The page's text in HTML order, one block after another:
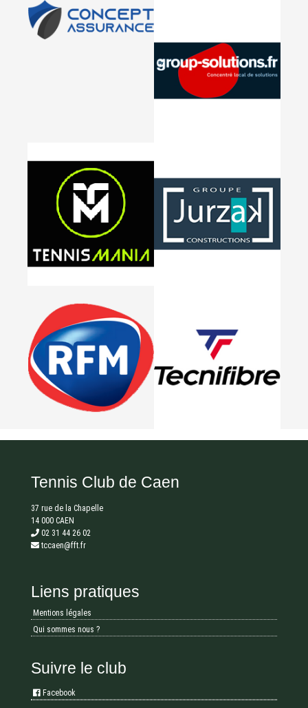
Tennis Club de Caen
37 rue de la Chapelle
14 000 CAEN
02 31 44 26 02
tccaen@fft.fr
Liens pratiques
Mentions légales
Qui sommes nous ?
Suivre le club
Facebook